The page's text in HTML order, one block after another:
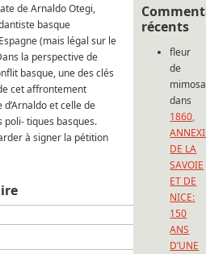
de Arnaldo Otegi,
basque
(mais légal sur le
la perspective de
basque, une des clés
cet affrontement
et celle de
tiques basques.
à signer la pétition
récents
fleur
de
mimosa
dans
1860,
DE LA
SAVOIE
ET DE
NICE:
150
ANS
D’UNE